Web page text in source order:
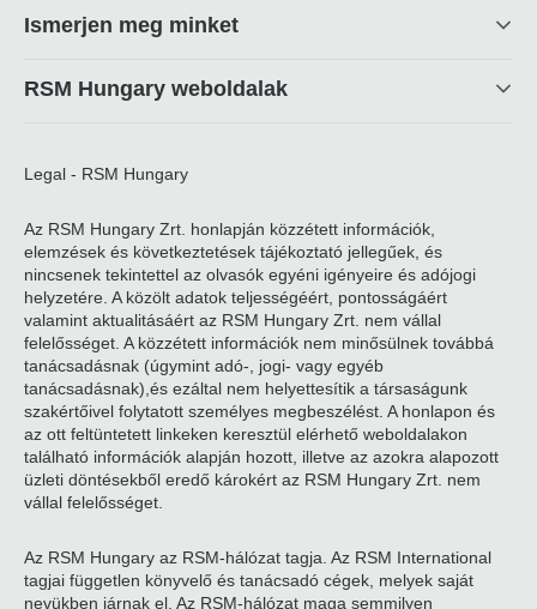
Ismerjen meg minket
RSM Hungary weboldalak
Legal - RSM Hungary
Az RSM Hungary Zrt. honlapján közzétett információk,
elemzések és következtetések tájékoztató jellegűek, és
nincsenek tekintettel az olvasók egyéni igényeire és adójogi
helyzetére. A közölt adatok teljességéért, pontosságáért
valamint aktualitásáért az RSM Hungary Zrt. nem vállal
felelősséget. A közzétett információk nem minősülnek továbbá
tanácsadásnak (úgymint adó-, jogi- vagy egyéb
tanácsadásnak),és ezáltal nem helyettesítik a társaságunk
szakértőivel folytatott személyes megbeszélést. A honlapon és
az ott feltüntetett linkeken keresztül elérhető weboldalakon
található információk alapján hozott, illetve az azokra alapozott
üzleti döntésekből eredő károkért az RSM Hungary Zrt. nem
vállal felelősséget.
Az RSM Hungary az RSM-hálózat tagja. Az RSM International
tagjai független könyvelő és tanácsadó cégek, melyek saját
nevükben járnak el. Az RSM-hálózat maga semmilyen